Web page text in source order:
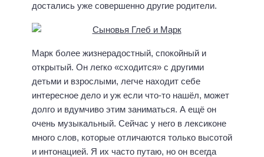
достались уже совершенно другие родители.
Марк более жизнерадостный, спокойный и
открытый. Он легко «сходится» с другими
детьми и взрослыми, легче находит себе
интересное дело и уж если что-то нашёл, может
долго и вдумчиво этим заниматься. А ещё он
очень музыкальный. Сейчас у него в лексиконе
много слов, которые отличаются только высотой
и интонацией. Я их часто путаю, но он всегда